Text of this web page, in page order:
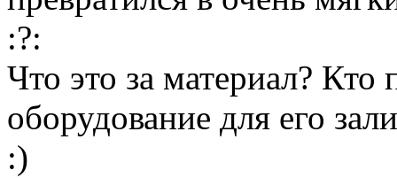
:?:
Что это за материал? Кто
оборудование для его
:)